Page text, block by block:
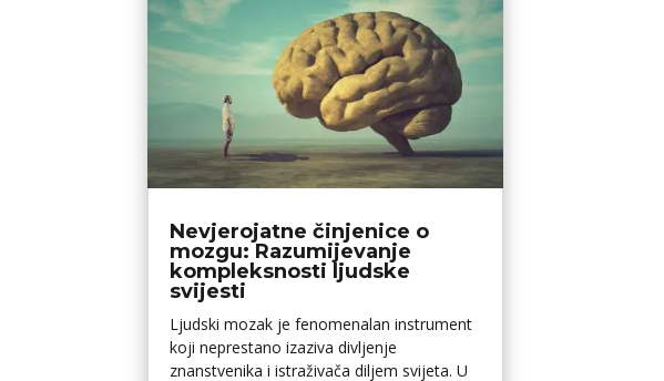
Nevjerojatne činjenice o
mozgu: Razumijevanje
kompleksnosti ljudske
svijesti
Ljudski mozak je fenomenalan instrument
koji neprestano izaziva divljenje
znanstvenika i istraživača diljem svijeta. U